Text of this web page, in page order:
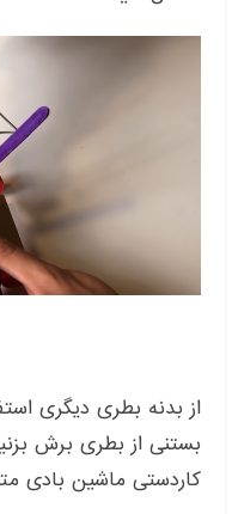
از بدنه بطری دیگری
بستنی از بطری برش
کاردستی ماشین بادی